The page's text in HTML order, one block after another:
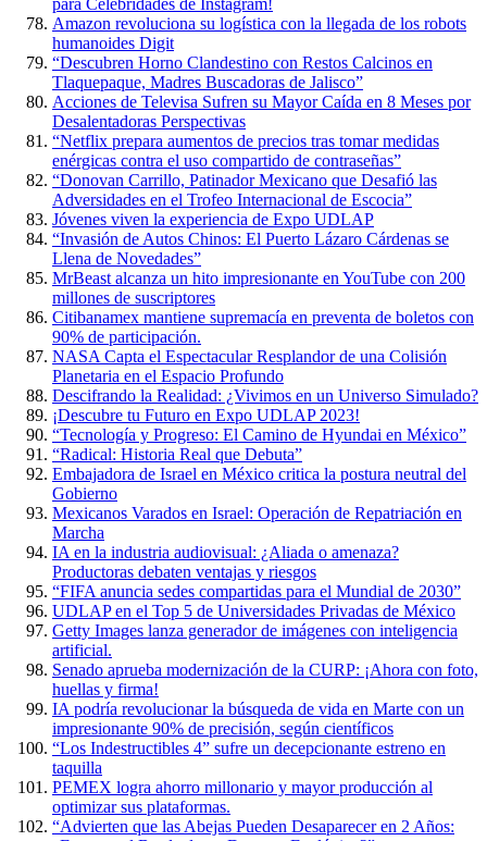
para Celebridades de Instagram!
Amazon revoluciona su logística con la llegada de los robots
humanoides Digit
“Descubren Horno Clandestino con Restos Calcinos en
Tlaquepaque, Madres Buscadoras de Jalisco”
Acciones de Televisa Sufren su Mayor Caída en 8 Meses por
Desalentadoras Perspectivas
“Netflix prepara aumentos de precios tras tomar medidas
enérgicas contra el uso compartido de contraseñas”
“Donovan Carrillo, Patinador Mexicano que Desafió las
Adversidades en el Trofeo Internacional de Escocia”
Jóvenes viven la experiencia de Expo UDLAP
“Invasión de Autos Chinos: El Puerto Lázaro Cárdenas se
Llena de Novedades”
MrBeast alcanza un hito impresionante en YouTube con 200
millones de suscriptores
Citibanamex mantiene supremacía en preventa de boletos con
90% de participación.
NASA Capta el Espectacular Resplandor de una Colisión
Planetaria en el Espacio Profundo
Descifrando la Realidad: ¿Vivimos en un Universo Simulado?
¡Descubre tu Futuro en Expo UDLAP 2023!
“Tecnología y Progreso: El Camino de Hyundai en México”
“Radical: Historia Real que Debuta”
Embajadora de Israel en México critica la postura neutral del
Gobierno
Mexicanos Varados en Israel: Operación de Repatriación en
Marcha
IA en la industria audiovisual: ¿Aliada o amenaza?
Productoras debaten ventajas y riesgos
“FIFA anuncia sedes compartidas para el Mundial de 2030”
UDLAP en el Top 5 de Universidades Privadas de México
Getty Images lanza generador de imágenes con inteligencia
artificial.
Senado aprueba modernización de la CURP: ¡Ahora con foto,
huellas y firma!
IA podría revolucionar la búsqueda de vida en Marte con un
impresionante 90% de precisión, según científicos
“Los Indestructibles 4” sufre un decepcionante estreno en
taquilla
PEMEX logra ahorro millonario y mayor producción al
optimizar sus plataformas.
“Advierten que las Abejas Pueden Desaparecer en 2 Años: